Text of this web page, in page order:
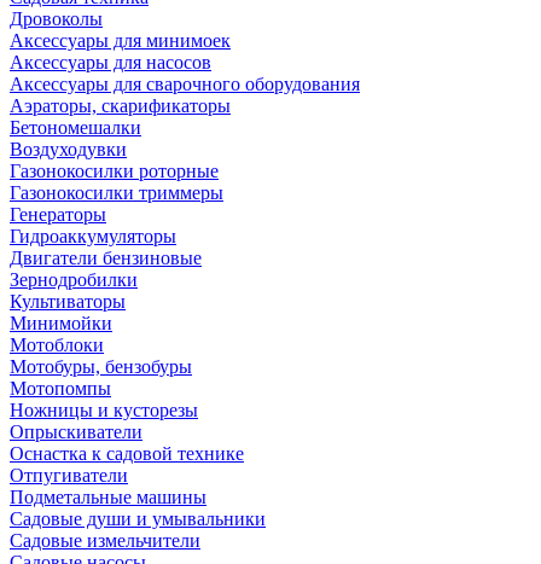
Дровоколы
Аксессуары для минимоек
Аксессуары для насосов
Аксессуары для сварочного оборудования
Аэраторы, скарификаторы
Бетономешалки
Воздуходувки
Газонокосилки роторные
Газонокосилки триммеры
Генераторы
Гидроаккумуляторы
Двигатели бензиновые
Зернодробилки
Культиваторы
Минимойки
Мотоблоки
Мотобуры, бензобуры
Мотопомпы
Ножницы и кусторезы
Опрыскиватели
Оснастка к садовой технике
Отпугиватели
Подметальные машины
Садовые души и умывальники
Садовые измельчители